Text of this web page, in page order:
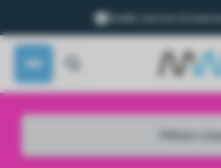
Snelle service &
Filters